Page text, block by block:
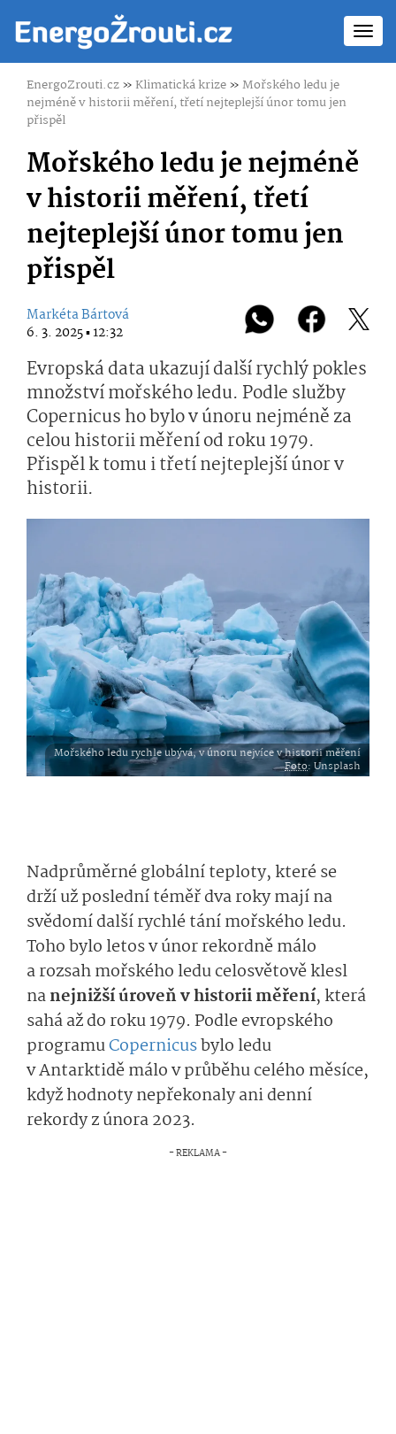
EnergoZrouti.cz»Klimatická krize»Mořského ledu je
nejméně v historii měření, třetí nejteplejší únor tomu jen
přispěl
Mořského ledu je nejméně
v historii měření, třetí
nejteplejší únor tomu jen
přispěl
Markéta Bártová
6. 3. 2025 ▪ 12:32
Evropská data ukazují další rychlý pokles
množství mořského ledu. Podle služby
Copernicus ho bylo v únoru nejméně za
celou historii měření od roku 1979.
Přispěl k tomu i třetí nejteplejší únor v
historii.
Mořského ledu rychle ubývá, v únoru nejvíce v historii měření
Foto: Unsplash
Nadprůměrné globální teploty, které se
drží už poslední téměř dva roky mají na
svědomí další rychlé tání mořského ledu.
Toho bylo letos v únor rekordně málo
a rozsah mořského ledu celosvětově klesl
nanejnižší úroveň v historii měření, která
sahá až do roku 1979. Podle evropského
programuCopernicusbylo ledu
v Antarktidě málo v průběhu celého měsíce,
když hodnoty nepřekonaly ani denní
rekordy z února 2023.